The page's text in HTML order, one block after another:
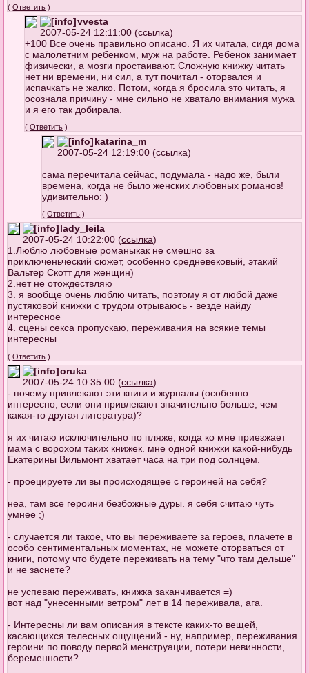
(Ответить )
vvesta
2007-05-24 12:11:00 (ссылка)
+100 Все очень правильно описано. Я их читала, сидя дома
с малолетним ребенком, муж на работе. Ребенок занимает
физически, а мозги простаивают. Сложную книжку читать
нет ни времени, ни сил, а тут почитал - оторвался и
испачкать не жалко. Потом, когда я бросила это читать, я
осознала причину - мне сильно не хватало внимания мужа
и я его так добирала.
(Ответить )
katarina_m
2007-05-24 12:19:00 (ссылка)
сама перечитала сейчас, подумала - надо же, были
времена, когда не было женских любовных романов!
удивительно: )
(Ответить )
lady_leila
2007-05-24 10:22:00 (ссылка)
1.Люблю любовные романыкак не смешно за
приключеньческий сюжет, особенно средневековый, этакий
Вальтер Скотт для женщин)
2.нет не отождествляю
3. я вообще очень люблю читать, поэтому я от любой даже
пустяковой книжки с трудом отрываюсь - везде найду
интересное
4. сцены секса пропускаю, переживания на всякие темы
интересны
(Ответить )
oruka
2007-05-24 10:35:00 (ссылка)
- почему привлекают эти книги и журналы (особенно
интересно, если они привлекают значительно больше, чем
какая-то другая литература)?
я их читаю исключительно по пляже, когда ко мне приезжает
мама с ворохом таких книжек. мне одной книжки какой-нибудь
Екатерины Вильмонт хватает часа на три под солнцем.
- проецируете ли вы происходящее с героиней на себя?
неа, там все героини безбожные дуры. я себя считаю чуть
умнее ;)
- случается ли такое, что вы переживаете за героев, плачете в
особо сентиментальных моментах, не можете оторваться от
книги, потому что будете переживать на тему "что там дельше"
и не заснете?
не успеваю переживать, книжка заканчивается =)
вот над "унесенными ветром" лет в 14 переживала, ага.
- Интересны ли вам описания в тексте каких-то вещей,
касающихся телесных ощущений - ну, например, переживания
героини по поводу первой менструации, потери невинности,
беременности?